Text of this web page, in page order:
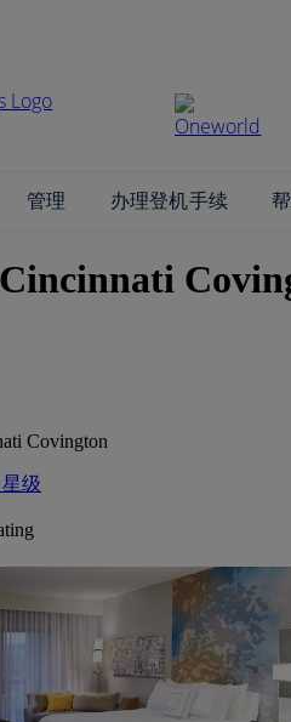
管理 办理登机手续
Covington
级